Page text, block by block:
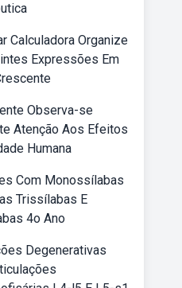
Calculadora Organize
Expressões Em
Observa-se
Atenção Aos Efeitos
Humana
Com Monossílabas
Trissílabas E
4o Ano
Degenerativas